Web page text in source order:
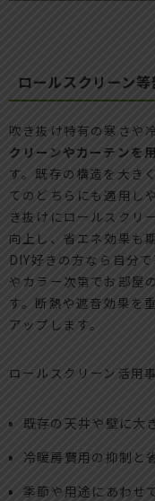
ロールスクリーン
吹き抜け特有の寒さや
クリーンやカーテンを
す。既存の構造を大き
てのどちらにも適用し
き抜けにロールスクリ
向上し、省エネ効果も
DIY好きの方なら自分
やカラー次第でお部屋
す。断熱や遮音効果を
アップします。
ロールスクリーン活用
既存の天井や壁に大
冷暖房費用の抑制と
季節や用途にあわせ